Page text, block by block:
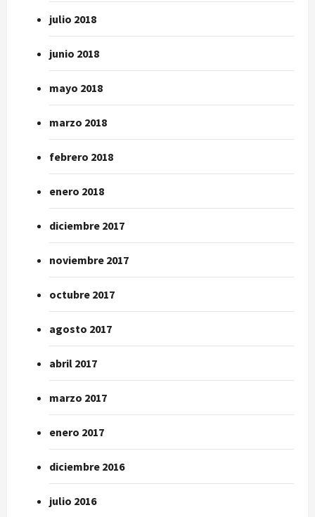
julio 2018
junio 2018
mayo 2018
marzo 2018
febrero 2018
enero 2018
diciembre 2017
noviembre 2017
octubre 2017
agosto 2017
abril 2017
marzo 2017
enero 2017
diciembre 2016
julio 2016